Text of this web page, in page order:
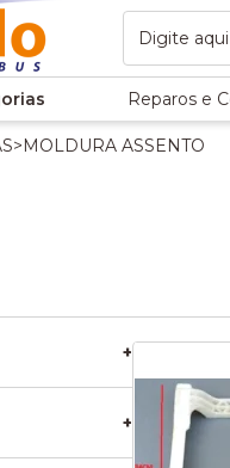
Reparos e
>MOLDURA ASSENTO
+
+